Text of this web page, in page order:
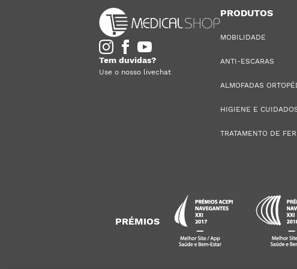
Tem duvidas?
Use o nosso livechat
PRODUTOS
MOBILIDADE
ANTI-ESCARAS
ALMOFADAS
HIGIENE E
TRATAMENTO DE
PRÉMIOS